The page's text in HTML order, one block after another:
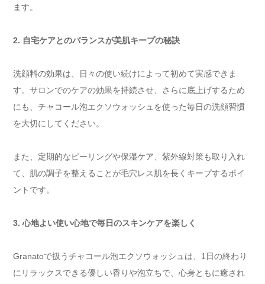
ます。
2. 自宅ケアとのバランスが美肌キープの秘訣
洗顔料の効果は、日々の使い続けによって初めて実感できま
す。サロンでのケアの効果を持続させ、さらに底上げするため
にも、チャコール泡エクソウォッシュを使った毎日の洗顔習慣
を大切にしてください。
また、定期的なピーリングや保湿ケア、紫外線対策も取り入れ
て、肌の調子を整えることが毛穴レス肌を長くキープするポイ
ントです。
3. 心地よい使い心地で毎日のスキンケアを楽しく
Granatoで扱うチャコール泡エクソウォッシュは、1日の終わり
にリラックスできる優しい香りや泡立ちで、心身ともに癒され